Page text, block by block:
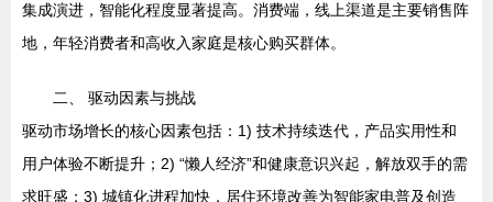
集成演进，智能化程度显著提高。消费端，线上渠道是主要销售阵
地，年轻消费者和高收入家庭是核心购买群体。
二、 驱动因素与挑战
驱动市场增长的核心因素包括：1) 技术持续迭代，产品实用性和
用户体验不断提升；2) “懒人经济”和健康意识兴起，解放双手的需
求旺盛；3) 城镇化进程加快，居住环境改善为智能家电普及创造